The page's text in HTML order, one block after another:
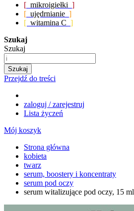
[ mikroigiełki ]
[ ujędrnianie ]
[ witamina C ]
Szukaj
Szukaj
Szukaj
Przejdź do treści
zaloguj / zarejestruj
Lista życzeń
Mój koszyk
Strona główna
kobieta
twarz
serum, boostery i koncentraty
serum pod oczy
serum witalizujące pod oczy, 15 ml